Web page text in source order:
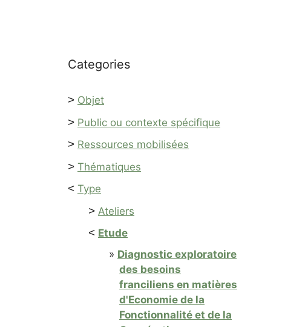
Categories
> Objet
> Public ou contexte spécifique
> Ressources mobilisées
> Thématiques
< Type
> Ateliers
< Etude
Diagnostic exploratoire
des besoins
franciliens en matières
d'Economie de la
Fonctionnalité et de la